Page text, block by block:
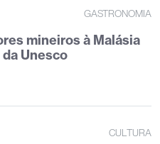
GASTRONOMIA
mineiros à Malásia
Unesco
CULTURA